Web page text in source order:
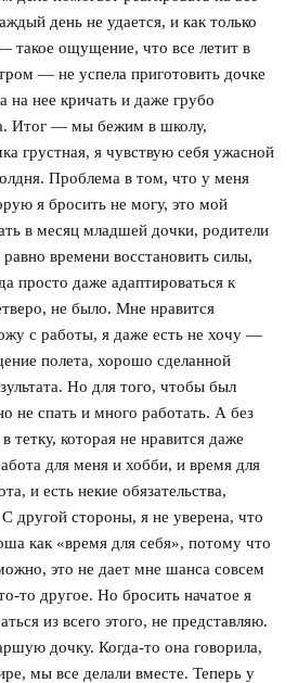
день не удается, и как только
такое ощущение, что все летит в
— не успела приготовить дочке
нее кричать и даже грубо
Итог — мы бежим в школу,
грустная, я чувствую себя ужасной
Проблема в том, что у меня
я бросить не могу, это мой
в месяц младшей дочки, родители
времени восстановить силы,
просто даже адаптироваться к
не было. Мне нравится
с работы, я даже есть не хочу —
полета, хорошо сделанной
Но для того, чтобы был
не спать и много работать. А без
тетку, которая не нравится даже
для меня и хобби, и время для
и есть некие обязательства,
другой стороны, я не уверена, что
как «время для себя», потому что
это не дает мне шанса совсем
то другое. Но бросить начатое я
из всего этого, не представляю.
дочку. Когда-то она говорила,
мы все делали вместе. Теперь у